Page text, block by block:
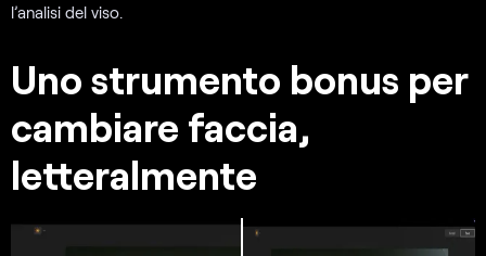
l’analisi del viso.
Uno strumento bonus per
cambiare faccia,
letteralmente